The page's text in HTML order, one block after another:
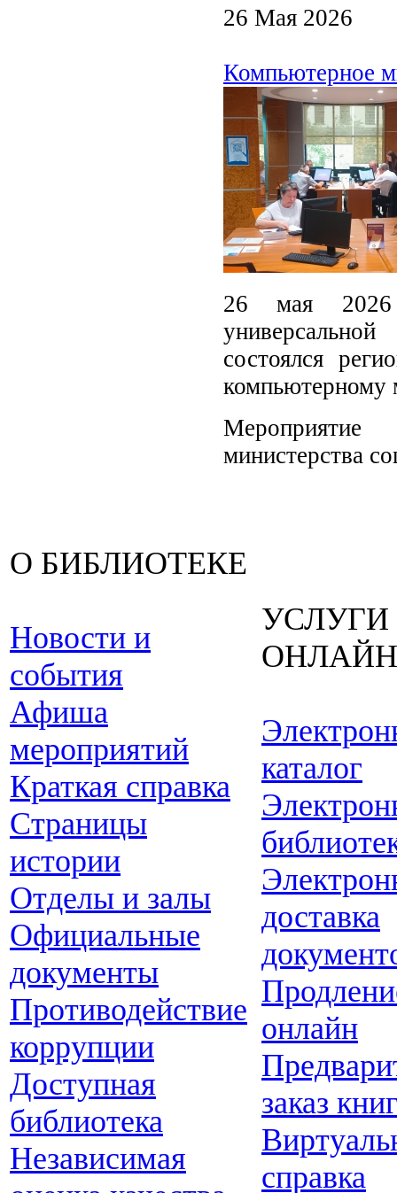
26 Мая 2026
Компьютерное
26 мая 2026
состоялся
компьютерному
министерства
О БИБЛИОТЕКЕ
Новости и
события
Афиша
мероприятий
Краткая справка
Страницы
истории
Отделы и залы
Официальные
документы
Противодействие
коррупции
Доступная
библиотека
Независимая
УСЛУГИ
ОНЛАЙН
каталог
доставка
онлайн
заказ
справка